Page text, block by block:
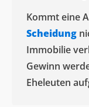
Kommt eine
Scheidung
Immobilie
Gewinn
Eheleuten